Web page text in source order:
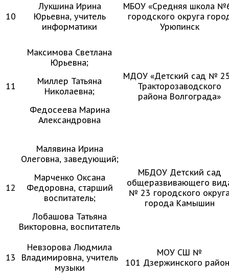
10
Лукшина Ирина
Юрьевна, учитель
информатики
МБОУ «Средняя школа
городского округа
Урюпинск
11
Максимова Светлана
Юрьевна;
Миллер Татьяна
Николаевна;
Федосеева Марина
Александровна
МДОУ «Детский сад №
Тракторозаводского
района Волгограда»
12
Малявина Ирина
Олеговна, заведующий;
Марченко Оксана
Федоровна, старший
воспитатель;
Лобашова Татьяна
Викторовна, воспитатель
МБДОУ Детский сад
общеразвивающего
№ 23 городского
города Камышин
13
Невзорова Людмила
Владимировна, учитель
музыки
МОУ СШ №
101 Дзержинского